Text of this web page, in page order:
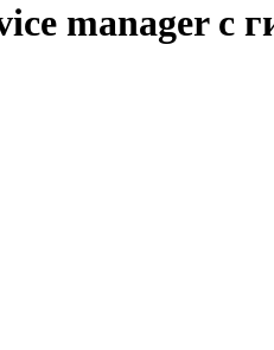
manager с